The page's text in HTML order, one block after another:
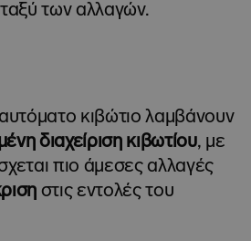
των αλλαγών.
κιβώτιο λαμβάνουν
διαχείριση κιβωτίου, με
πιο άμεσες αλλαγές
στις εντολές του